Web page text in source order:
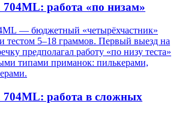
работа «по низам»
— бюджетный «четырёхчастник»
тестом 5–18 граммов. Первый выезд на
предполагал работу «по низу теста»
типами приманок: пилькерами,
704ML: работа в сложных